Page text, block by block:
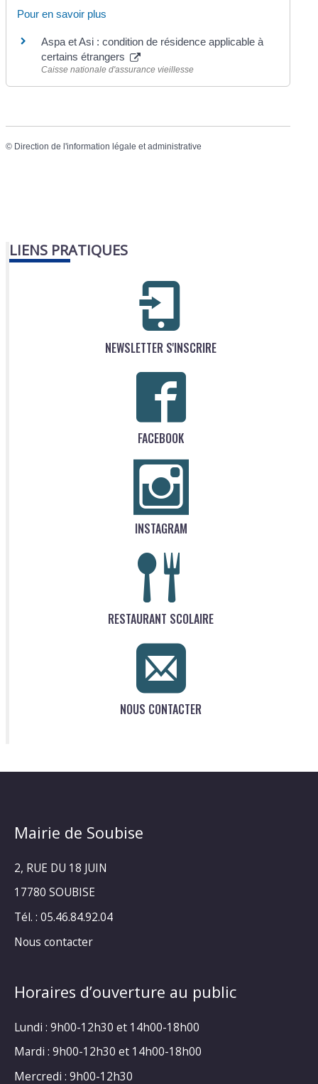
Pour en savoir plus
Aspa et Asi : condition de résidence applicable à
certains étrangers
Caisse nationale d'assurance vieillesse
© Direction de l'information légale et administrative
LIENS PRATIQUES
NEWSLETTER S'INSCRIRE
FACEBOOK
INSTAGRAM
RESTAURANT SCOLAIRE
NOUS CONTACTER
Mairie de Soubise
2, RUE DU 18 JUIN
17780 SOUBISE
Tél. : 05.46.84.92.04
Nous contacter
Horaires d’ouverture au public
Lundi : 9h00-12h30 et 14h00-18h00
Mardi : 9h00-12h30 et 14h00-18h00
Mercredi : 9h00-12h30